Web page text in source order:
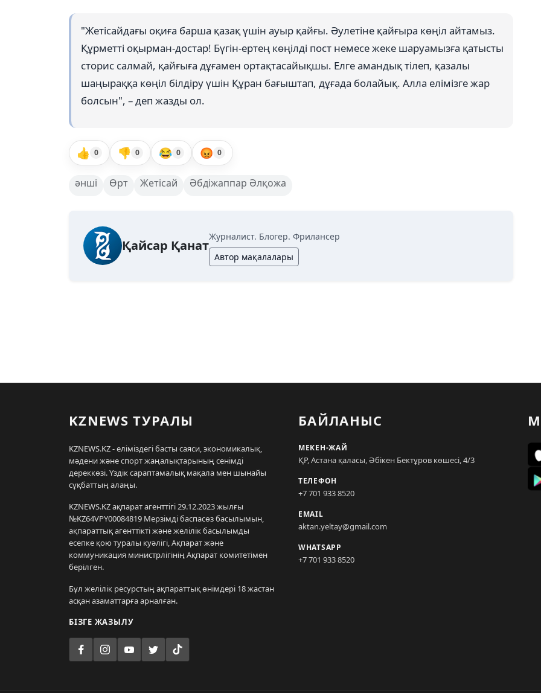
"Жетісайдағы оқиға барша қазақ үшін ауыр қайғы. Әулетіне қайғыра көңіл айтамыз.
Құрметті оқырман-достар! Бүгін-ертең көңілді пост немесе жеке шаруамызға қатысты
сторис салмай, қайғыға дұғамен ортақтасайықшы. Елге амандық тілеп, қазалы
шаңыраққа көңіл білдіру үшін Құран бағыштап, дұғада болайық. Алла елімізге жар
болсын", – деп жазды ол.
👍 0 👎 0 😂 0 😡 0
әнші Өрт Жетісай Әбдіжаппар Әлқожа
Қайсар Қанат
Журналист. Блогер. Фрилансер
Автор мақалалары
KZNEWS ТУРАЛЫ
KZNEWS.KZ - еліміздегі басты саяси, экономикалық,
мәдени және спорт жаңалықтарының сенімді
дереккөзі. Үздік сараптамалық мақала мен шынайы
сұқбаттың алаңы.
KZNEWS.KZ ақпарат агенттігі 29.12.2023 жылғы
№KZ64VPY00084819 Мерзімді баспасөз басылымын,
ақпараттық агенттікті және желілік басылымды
есепке қою туралы куәлігі, Ақпарат және
коммуникация министрлігінің Ақпарат комитетімен
берілген.
Бұл желілік ресурстың ақпараттық өнімдері 18 жастан
асқан азаматтарға арналған.
БІЗГЕ ЖАЗЫЛУ
БАЙЛАНЫС
МЕКЕН-ЖАЙ
ҚР, Астана қаласы, Әбікен Бектұров көшесі, 4/3
ТЕЛЕФОН
+7 701 933 8520
EMAIL
aktan.yeltay@gmail.com
WHATSAPP
+7 701 933 8520